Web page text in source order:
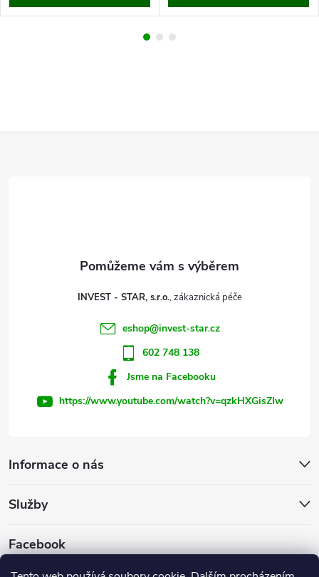
Informace o nás
Služby
Facebook
INVEST - STAR, s.r.o.
eshop@invest-star.cz
602 748 138
Jsme na Facebooku
https://www.youtube.com/watch?v=qzkHXGisZIw